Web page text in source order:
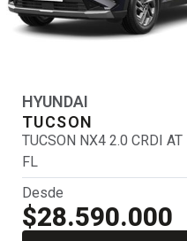
HYUNDAI
TUCSON
TUCSON NX4 2.0 CRDI AT
FL
Desde
$28.590.000